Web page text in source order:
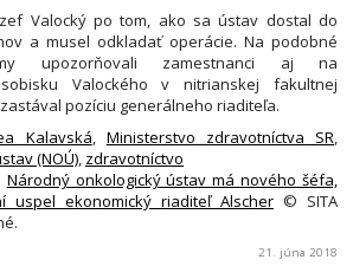
Valocký po tom, ako sa ústav dostal do
a musel odkladať operácie. Na podobné
upozorňovali zamestnanci aj na
Valockého v nitrianskej fakultnej
pozíciu generálneho riaditeľa.
Kalavská, Ministerstvo zdravotníctva SR,
(NOÚ), zdravotníctvo
Národný onkologický ústav má nového šéfa,
uspel ekonomický riaditeľ Alscher © SITA
21. júna 2018